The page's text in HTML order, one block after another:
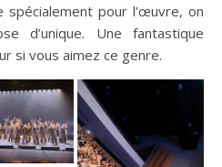
spécialement pour l’œuvre, on
d’unique. Une fantastique
si vous aimez ce genre.